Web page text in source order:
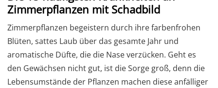
Zimmerpflanzen mit Schadbild
Zimmerpflanzen begeistern durch ihre farbenfrohen
Blüten, sattes Laub über das gesamte Jahr und
aromatische Düfte, die die Nase verzücken. Geht es
den Gewächsen nicht gut, ist die Sorge groß, denn die
Lebensumstände der Pflanzen machen diese anfälliger